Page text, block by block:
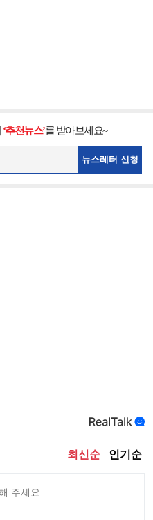
‘추천뉴스’를 받아보세요~
뉴스레터 신청